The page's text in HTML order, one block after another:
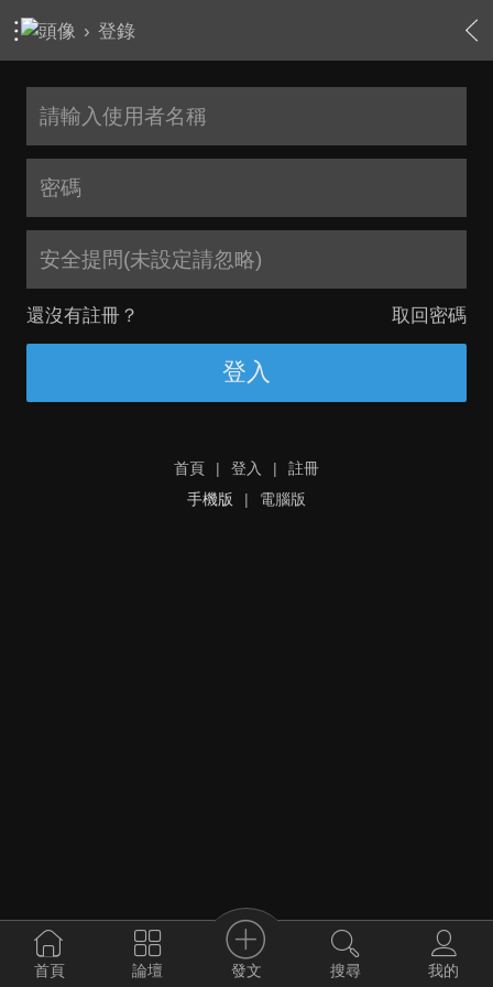
› 登錄
安全提問(未設定請忽略)
還沒有註冊？ 取回密碼
登入
首頁 | 登入 |
註冊
手機版
| 電腦版
首頁 論壇 發文 搜尋 我的